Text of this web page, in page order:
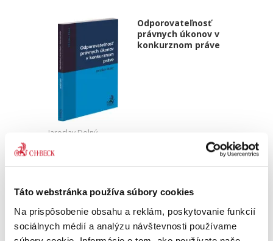
Táto webstránka používa súbory cookies
Na prispôsobenie obsahu a reklám, poskytovanie funkcií
sociálnych médií a analýzu návštevnosti používame
Odporovateľnosť
právnych úkonov v
konkurznom práve
Jaroslav Dolný
15,00 €
v oblasti odporovateľných právnych úkonov je
prvá svojho druhu v oblasti konkurzného práva
na Slovensku. Zameriava sa na praktické
využitie inštitútu...